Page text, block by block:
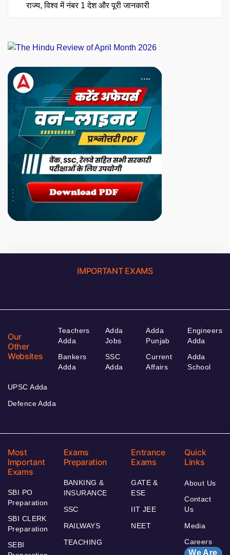
राज्य, विश्व में नंबर 1 देश और पूरी जानकारी
IMPORTANT EXAMS
Our
Other
Websites
Teachers
Adda
Bankers
Adda
Adda
Jobs
SSC
Adda
Adda
Punjab
Current
Affairs
Engineers
Adda
Adda
School
UPSC Adda
Defence Adda
Most
Important
Exams
SBI PO
Preparation
SBI CLERK
Preparation
SEBI
Exams
Preparation
BANKING &
INSURANCE
SSC
RAILWAYS
TEACHING
Entrance
Exams
GATE &
ESE
IIT JEE
NEET
Quick
Links
About Us
Contact
Us
Media
Careers
We Are